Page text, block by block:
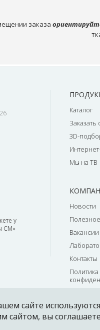
заказа
у
СМ»
Каталог
3D-
Мы на ТВ
Новости
Полезное
Вакансии
Контакты
Политика
сайте
сайтом, вы